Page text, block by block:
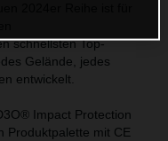
schnellsten Top-
Gelände, jedes
entwickelt.
Impact Protection
Produktpalette mit CE